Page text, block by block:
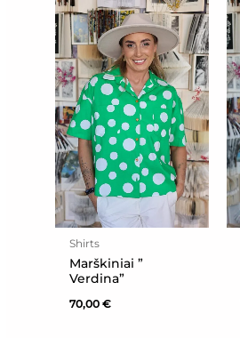
Shirts
Marškiniai ”
Verdina”
70,00€